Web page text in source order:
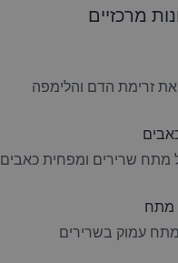
מרכזיים
זרימת הדם והלימפה
מתח שרירים ומפחית כאבים
מתח
עמוק בשרירים